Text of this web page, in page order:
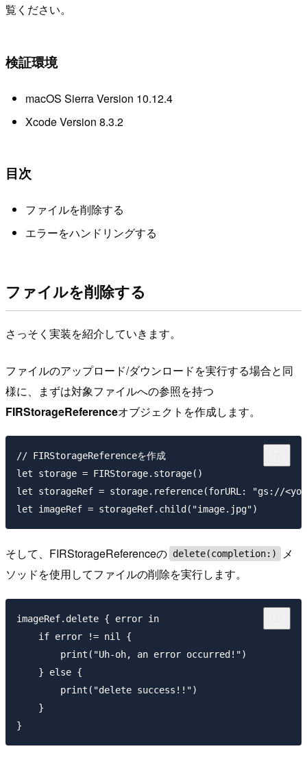
覧ください。
検証環境
macOS Sierra Version 10.12.4
Xcode Version 8.3.2
目次
ファイルを削除する
エラーをハンドリングする
ファイルを削除する
さっそく実装を紹介していきます。
ファイルのアップロード/ダウンロードを実行する場合と同
様に、まずは対象ファイルへの参照を持つ
FIRStorageReferenceオブジェクトを作成します。
// FIRStorageReferenceを作成
let storage = FIRStorage.storage()
let storageRef = storage.reference(forURL: "gs://
そして、FIRStorageReferenceの delete(completion:)
メ
ソッドを使用してファイルの削除を実行します。
imageRef.delete { error in
    if error != nil {
        print("Uh-oh, an error occurred!")
    } else {
        print("delete success!!")
    }